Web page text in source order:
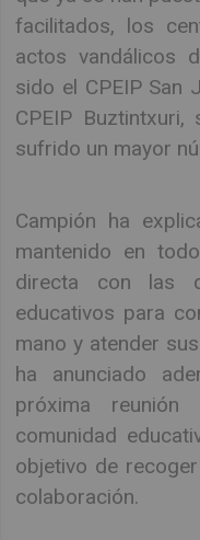
facilitados, los
actos vandálicos
sido el CPEIP San
CPEIP
sufrido un mayor
Campión ha
mantenido en
directa con las
educativos para
mano y atender
ha anunciado
próxima
comunidad
objetivo de
colaboración.